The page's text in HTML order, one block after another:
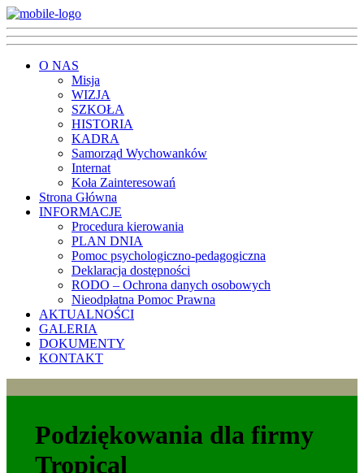
O NAS
Misja
WIZJA
SZKOŁA
HISTORIA
KADRA
Samorząd Wychowanków
Internat
Koła Zainteresowań
Strona Główna
INFORMACJE
Procedura kierowania
PLAN DNIA
Pomoc psychologiczno-pedagogiczna
Deklaracja dostępności
RODO – Ochrona danych osobowych
Nieodpłatna Pomoc Prawna
AKTUALNOŚCI
GALERIA
DOKUMENTY
KONTAKT
Podziękowania dla firmy
Tropical